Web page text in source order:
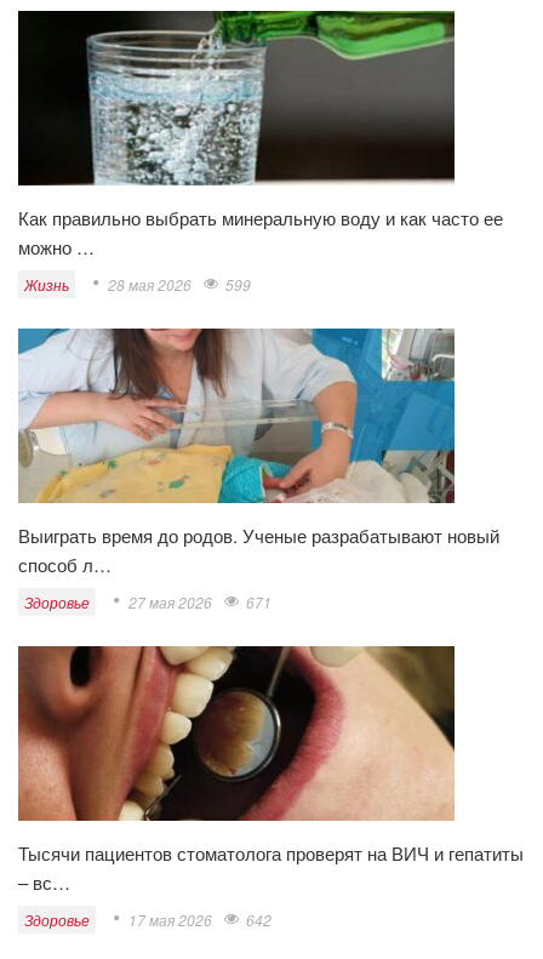
Как правильно выбрать минеральную воду и как часто ее
можно …
Жизнь 28 мая 2026 599
Выиграть время до родов. Ученые разрабатывают новый
способ л…
Здоровье 27 мая 2026 671
Тысячи пациентов стоматолога проверят на ВИЧ и гепатиты
– вс…
Здоровье 17 мая 2026 642